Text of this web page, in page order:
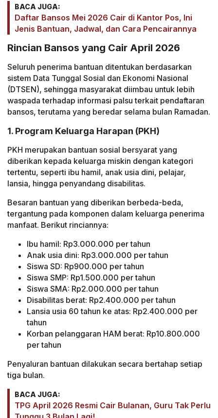
BACA JUGA:
Daftar Bansos Mei 2026 Cair di Kantor Pos, Ini
Jenis Bantuan, Jadwal, dan Cara Pencairannya
Rincian Bansos yang Cair April 2026
Seluruh penerima bantuan ditentukan berdasarkan
sistem Data Tunggal Sosial dan Ekonomi Nasional
(DTSEN), sehingga masyarakat diimbau untuk lebih
waspada terhadap informasi palsu terkait pendaftaran
bansos, terutama yang beredar selama bulan Ramadan.
1. Program Keluarga Harapan (PKH)
PKH merupakan bantuan sosial bersyarat yang
diberikan kepada keluarga miskin dengan kategori
tertentu, seperti ibu hamil, anak usia dini, pelajar,
lansia, hingga penyandang disabilitas.
Besaran bantuan yang diberikan berbeda-beda,
tergantung pada komponen dalam keluarga penerima
manfaat. Berikut rinciannya:
Ibu hamil: Rp3.000.000 per tahun
Anak usia dini: Rp3.000.000 per tahun
Siswa SD: Rp900.000 per tahun
Siswa SMP: Rp1.500.000 per tahun
Siswa SMA: Rp2.000.000 per tahun
Disabilitas berat: Rp2.400.000 per tahun
Lansia usia 60 tahun ke atas: Rp2.400.000 per
tahun
Korban pelanggaran HAM berat: Rp10.800.000
per tahun
Penyaluran bantuan dilakukan secara bertahap setiap
tiga bulan.
BACA JUGA:
TPG April 2026 Resmi Cair Bulanan, Guru Tak Perlu